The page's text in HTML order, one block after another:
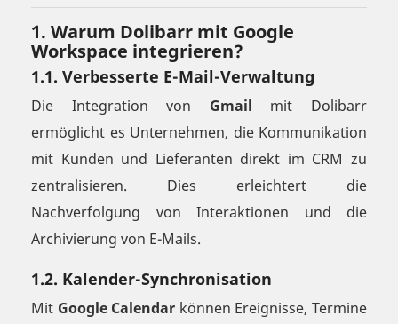
1. Warum Dolibarr mit Google
Workspace integrieren?
1.1. Verbesserte E-Mail-Verwaltung
Die Integration von Gmail mit Dolibarr
ermöglicht es Unternehmen, die Kommunikation
mit Kunden und Lieferanten direkt im CRM zu
zentralisieren. Dies erleichtert die
Nachverfolgung von Interaktionen und die
Archivierung von E-Mails.
1.2. Kalender-Synchronisation
Mit Google Calendar können Ereignisse, Termine